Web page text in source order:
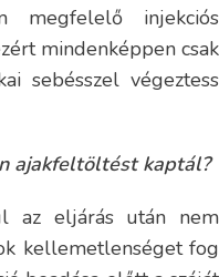
megfelelő injekciós
mindenképpen csak
sebésszel végeztess
ajakfeltöltést kaptál?
az eljárás után nem
kellemetlenséget fog